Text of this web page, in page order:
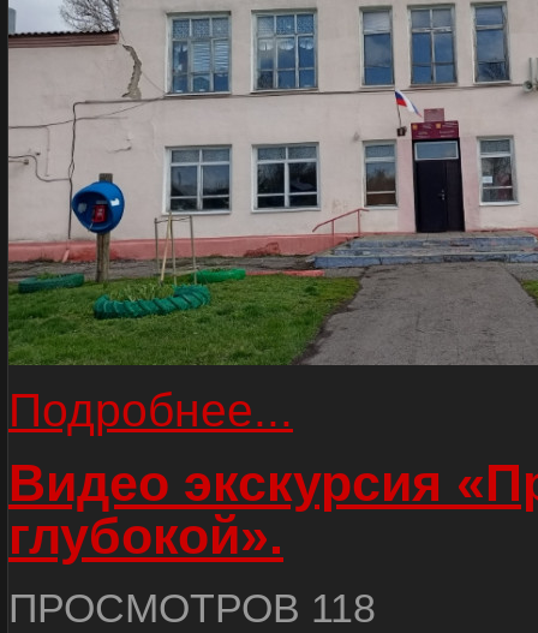
Подробнее...
Видео экскурсия
глубокой».
ПРОСМОТРОВ 118